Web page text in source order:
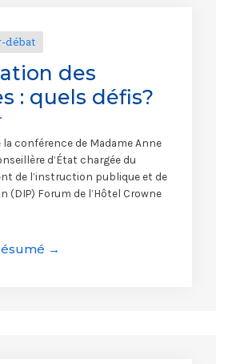
débat
des
: quels défis?
la conférence de Madame Anne
d’État chargée du
de l’instruction publique et de
(DIP) Forum de l’Hôtel Crowne
→